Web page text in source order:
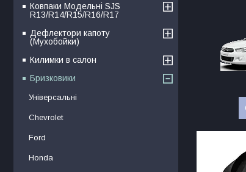
Ковпаки Модельні SJS
R13/R14/R15/R16/R17
Дефлектори капоту
(Мухобойки)
Килимки в салон
Бризковики
Універсальні
Chevrolet
Ford
Honda